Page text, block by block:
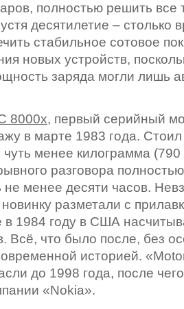
полностью решить все
десятилетие – столько
стабильное сотовое
новых устройств,
заряда могли лишь
8000x, первый серийный
в марте 1983 года.
менее килограмма
разговора
не менее десяти часов.
разметали с
в 1984 году в США
Всё, что было после, без
историей.
до 1998 года, после
«Nokia».